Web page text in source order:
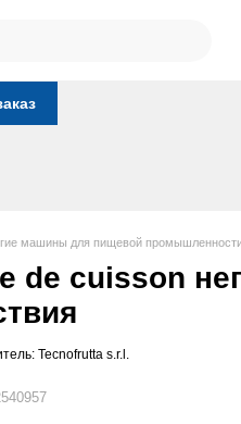
машины для пищевой
de cuisson
Tecnofrutta s.r.l.